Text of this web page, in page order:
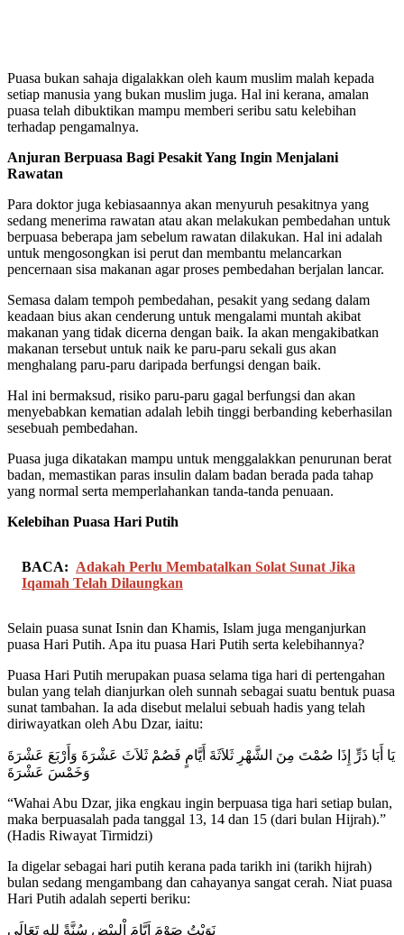
Puasa bukan sahaja digalakkan oleh kaum muslim malah kepada
setiap manusia yang bukan muslim juga. Hal ini kerana, amalan
puasa telah dibuktikan mampu memberi seribu satu kelebihan
terhadap pengamalnya.
Anjuran Berpuasa Bagi Pesakit Yang Ingin Menjalani
Rawatan
Para doktor juga kebiasaannya akan menyuruh pesakitnya yang
sedang menerima rawatan atau akan melakukan pembedahan untuk
berpuasa beberapa jam sebelum rawatan dilakukan. Hal ini adalah
untuk mengosongkan isi perut dan membantu melancarkan
pencernaan sisa makanan agar proses pembedahan berjalan lancar.
Semasa dalam tempoh pembedahan, pesakit yang sedang dalam
keadaan bius akan cenderung untuk mengalami muntah akibat
makanan yang tidak dicerna dengan baik. Ia akan mengakibatkan
makanan tersebut untuk naik ke paru-paru sekali gus akan
menghalang paru-paru daripada berfungsi dengan baik.
Hal ini bermaksud, risiko paru-paru gagal berfungsi dan akan
menyebabkan kematian adalah lebih tinggi berbanding keberhasilan
sesebuah pembedahan.
Puasa juga dikatakan mampu untuk menggalakkan penurunan berat
badan, memastikan paras insulin dalam badan berada pada tahap
yang normal serta memperlahankan tanda-tanda penuaan.
Kelebihan Puasa Hari Putih
BACA: Adakah Perlu Membatalkan Solat Sunat Jika
Iqamah Telah Dilaungkan
Selain puasa sunat Isnin dan Khamis, Islam juga menganjurkan
puasa Hari Putih. Apa itu puasa Hari Putih serta kelebihannya?
Puasa Hari Putih merupakan puasa selama tiga hari di pertengahan
bulan yang telah dianjurkan oleh sunnah sebagai suatu bentuk puasa
sunat tambahan. Ia ada disebut melalui sebuah hadis yang telah
diriwayatkan oleh Abu Dzar, iaitu:
يَا أَبَا ذَرٍّ إِذَا صُمْتَ مِنَ الشَّهْرِ ثَلاَثَةَ أَيَّامٍ فَصُمْ ثَلاَثَ عَشْرَةَ وَأَرْبَعَ عَشْرَةَ
وَخَمْسَ عَشْرَةَ
“Wahai Abu Dzar, jika engkau ingin berpuasa tiga hari setiap bulan,
maka berpuasalah pada tanggal 13, 14 dan 15 (dari bulan Hijrah).”
(Hadis Riwayat Tirmidzi)
Ia digelar sebagai hari putih kerana pada tarikh ini (tarikh hijrah)
bulan sedang mengambang dan cahayanya sangat cerah. Niat puasa
Hari Putih adalah seperti beriku:
نَوَيْتُ صَوْمَ اَيَّامَ اْلبِيْضِ سُنَّةً لِلهِ تَعَالَى